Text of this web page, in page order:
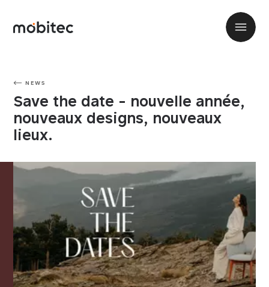
NEWS
Save the date - nouvelle année,
nouveaux designs, nouveaux
lieux.